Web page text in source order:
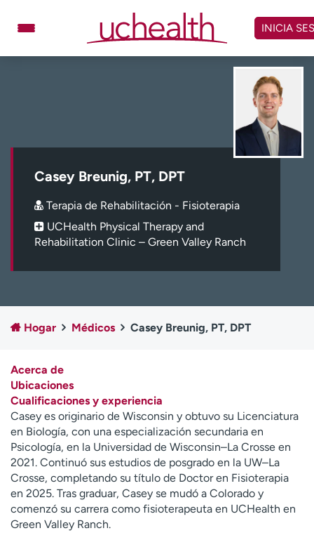
contenido
Facturación y precios
Carreras
Inicie sesión en My Health Connection
Atención a medios de
comunicación
Contáctenos Noticias e historias
A
y
ú
d
a
m
e
INICIA
Casey Breunig, PT, DPT
Terapia de Rehabilitación - Fisioterapia
UCHealth Physical Therapy and
Rehabilitation Clinic – Green Valley Ranch
Hogar Médicos Casey Breunig, PT, DPT
Acerca de
Ubicaciones
Cualificaciones y experiencia
Casey es originario de Wisconsin y obtuvo su Licenciatura
en Biología, con una especialización secundaria en
Psicología, en la Universidad de Wisconsin–La Crosse en
2021. Continuó sus estudios de posgrado en la UW–La
Crosse, completando su título de Doctor en Fisioterapia
en 2025. Tras graduar, Casey se mudó a Colorado y
comenzó su carrera como fisioterapeuta en UCHealth en
Green Valley Ranch.